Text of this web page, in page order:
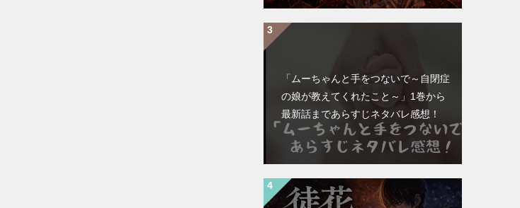
「ムーちゃんと手をつないで～自閉症
の娘が教えてくれたこと～」1巻から
最新話まであらすじネタバレ感想！